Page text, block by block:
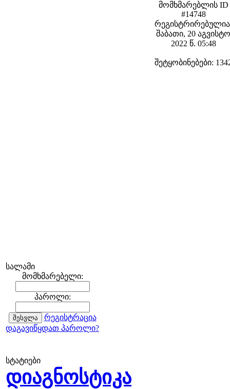
სალამი
მომხმარებელი:
პაროლი:
რეგისტრაცია
დაგავიწყდათ პაროლი?
სტატიები
დიაგნოსტიკა
მომხმარებლის ID
#14748
შაბათი, 20 აგვისტო
2022 წ. 05:48
შეტყობინებები: